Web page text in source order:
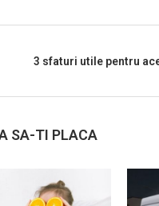
3 sfaturi utile pentru
SA-TI PLACA